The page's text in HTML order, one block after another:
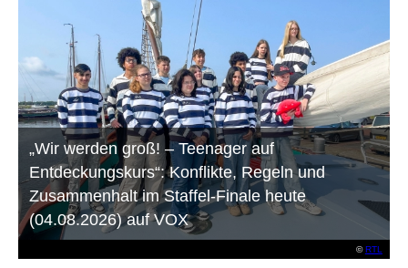
©RTL
„Wir werden groß! – Teenager auf
Entdeckungskurs“: Konflikte, Regeln und
Zusammenhalt im Staffel-Finale heute
(04.08.2026) auf VOX